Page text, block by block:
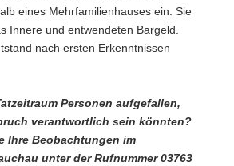
eines Mehrfamilienhauses ein. Sie
Innere und entwendeten Bargeld.
nach ersten Erkenntnissen
Personen aufgefallen,
verantwortlich sein könnten?
Ihre Beobachtungen im
unter der Rufnummer 03763